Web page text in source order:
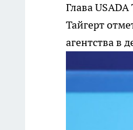
Глава
Тайгерт
агентства в